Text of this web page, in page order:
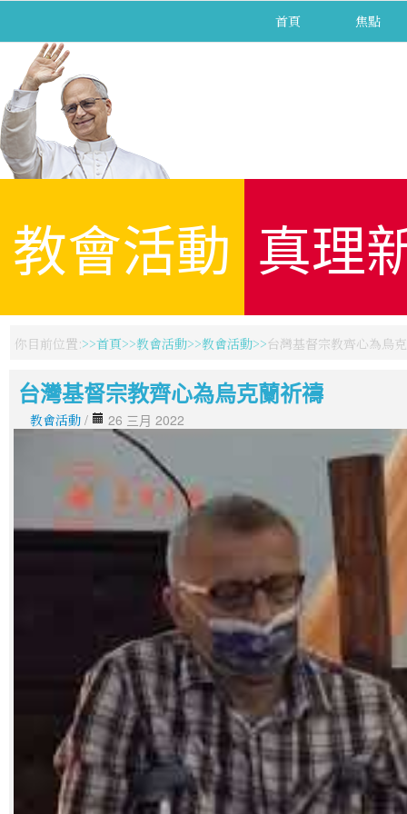
首頁 焦點
教會活動 真理
你目前位置: 首頁 教會活動 教會活動 台灣基督宗教齊心為烏
台灣基督宗教齊心為烏克蘭祈禱
教會活動 / 26 三月 2022